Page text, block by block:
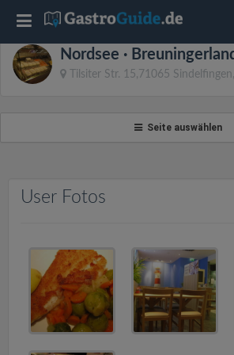
Nordsee ·
Tilsiter Str. 15,71065
Seite auswählen
User Fotos
T
o
l
n
a